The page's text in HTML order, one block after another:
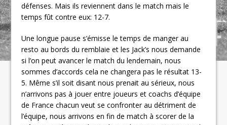
défenses. Mais ils reviennent dans le match mais le
temps fût contre eux: 12-7.
Une longue pause s’émisse le temps de manger au
resto au bords du remblaie et les Jack’s nous demande
si l’on peut avancer le match du lendemain, nous
sommes d’accords cela ne changera pas le résultat 13-
5. Même s’il soit disant nous prenait au sérieux, nous
n’arrivons pas à jouer entre joueurs et coachs d’équipe
de France chacun veut se confronter au détriment de
l’équipe, nous arrivons en fin de match à scorer de la